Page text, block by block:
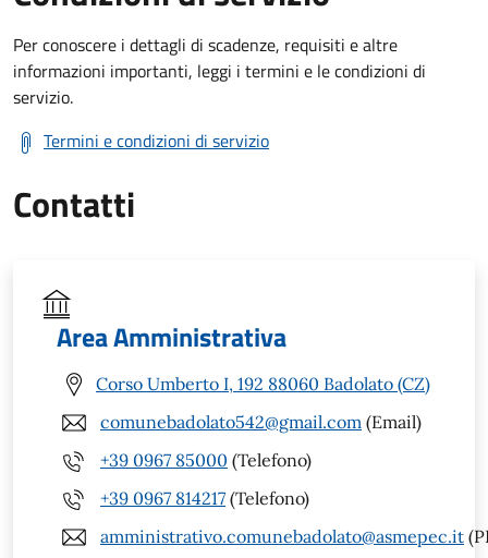
Per conoscere i dettagli di scadenze, requisiti e altre
informazioni importanti, leggi i termini e le condizioni di
servizio.
Termini e condizioni di servizio
Contatti
Area Amministrativa
Corso Umberto I, 192 88060 Badolato (CZ)
comunebadolato542@gmail.com (Email)
+39 0967 85000 (Telefono)
+39 0967 814217 (Telefono)
amministrativo.comunebadolato@asmepec.it